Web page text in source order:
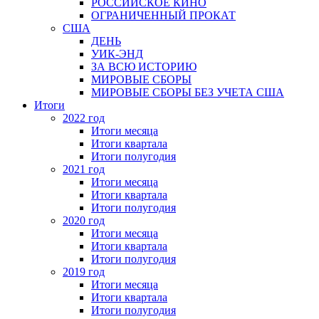
РОССИЙСКОЕ КИНО
ОГРАНИЧЕННЫЙ ПРОКАТ
США
ДЕНЬ
УИК-ЭНД
ЗА ВСЮ ИСТОРИЮ
МИРОВЫЕ СБОРЫ
МИРОВЫЕ СБОРЫ БЕЗ УЧЕТА США
Итоги
2022 год
Итоги месяца
Итоги квартала
Итоги полугодия
2021 год
Итоги месяца
Итоги квартала
Итоги полугодия
2020 год
Итоги месяца
Итоги квартала
Итоги полугодия
2019 год
Итоги месяца
Итоги квартала
Итоги полугодия